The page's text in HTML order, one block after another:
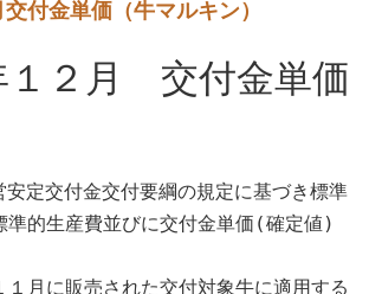
付金単価（牛マルキン）
１２月 交付金単価
安定交付金交付要綱の規定に基づき標準
準的生産費並びに交付金単価(確定値)
１月に販売された交付対象牛に適用する